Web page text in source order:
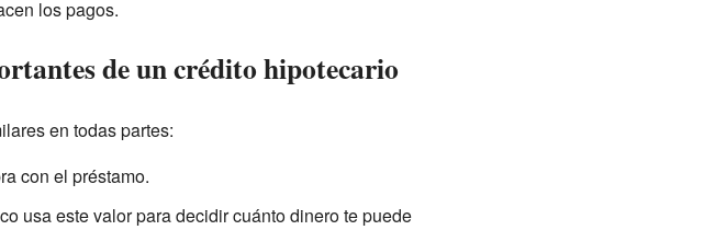
los pagos.
de un crédito hipotecario
en todas partes:
con el préstamo.
usa este valor para decidir cuánto dinero te puede